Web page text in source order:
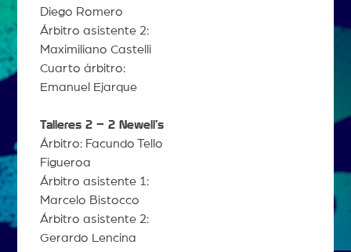
Diego Romero
Árbitro asistente 2:
Maximiliano Castelli
Cuarto árbitro:
Emanuel Ejarque
Talleres 2 – 2 Newell’s
Árbitro: Facundo Tello
Figueroa
Árbitro asistente 1:
Marcelo Bistocco
Árbitro asistente 2:
Gerardo Lencina